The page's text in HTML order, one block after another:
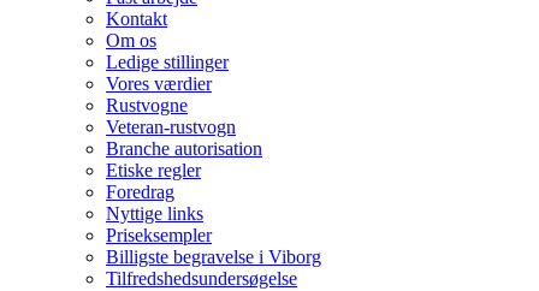
Kontakt
Om os
Ledige stillinger
Vores værdier
Rustvogne
Veteran-rustvogn
Branche autorisation
Etiske regler
Foredrag
Nyttige links
Priseksempler
Billigste begravelse i Viborg
Tilfredshedsundersøgelse